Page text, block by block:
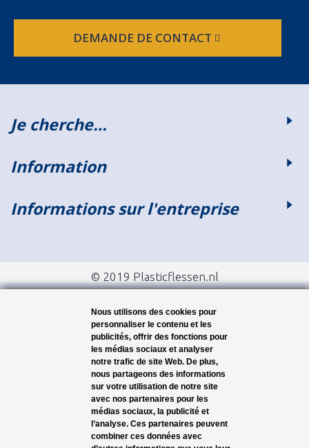
DEMANDE DE CONTACT
Je cherche…
Information
Informations sur l'entreprise
© 2019 Plasticflessen.nl
Nous utilisons des cookies pour
personnaliser le contenu et les
publicités, offrir des fonctions pour
les médias sociaux et analyser
notre trafic de site Web. De plus,
nous partageons des informations
sur votre utilisation de notre site
avec nos partenaires pour les
médias sociaux, la publicité et
l’analyse. Ces partenaires peuvent
combiner ces données avec